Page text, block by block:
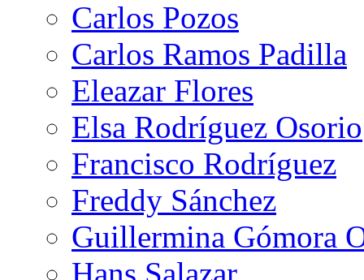
Carlos Pozos
Carlos Ramos Padilla
Eleazar Flores
Elsa Rodríguez Osorio
Francisco Rodríguez
Freddy Sánchez
Guillermina Gómora
Hans Salazar